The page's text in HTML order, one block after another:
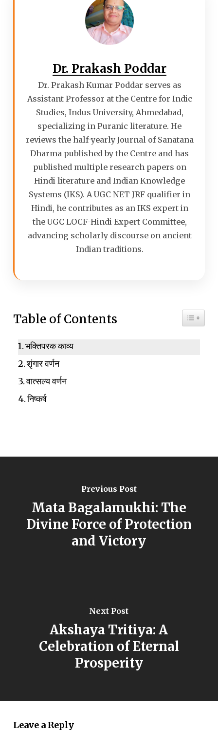
Dr. Prakash Poddar
Dr. Prakash Kumar Poddar serves as
Assistant Professor at the Centre for Indic
Studies, Indus University, Ahmedabad,
specializing in Puranic literature. He
reviews the half-yearly Journal of Sanātana
Dharma published by the Centre and has
published multiple research papers on
Hindi literature and Indian Knowledge
Systems (IKS). A UGC NET JRF qualifier in
Hindi, he contributes as an IKS expert in
the UGC LOCF-Hindi Expert Committee,
advancing scholarly discourse on ancient
Indian traditions.
Table of Contents Toggle
भक्तिपरक काव्य
शृंगार वर्णन
वात्सल्य वर्णन
निष्कर्ष
Previous Post
Mata Bagalamukhi: The
Divine Force of Protection
and Victory
Next Post
Akshaya Tritiya: A
Celebration of Eternal
Prosperity
Leave a Reply